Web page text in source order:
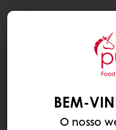
PANETTONE
BEM-
O nosso